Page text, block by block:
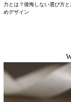
力とは？後悔しない選び方と
めデザイン